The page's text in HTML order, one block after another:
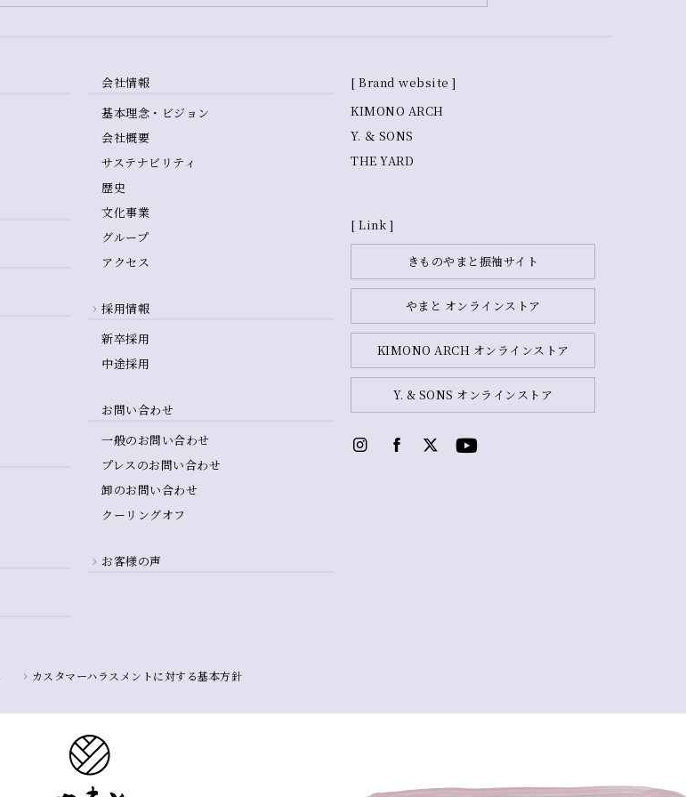
会社情報
基本理念・ビジョン
会社概要
サステナビリティ
歴史
文化事業
グループ
アクセス
採用情報
新卒採用
中途採用
お問い合わせ
一般のお問い合わせ
プレスのお問い合わせ
卸のお問い合わせ
クーリングオフ
お客様の声
カスタマーハラスメントに対する基本方針
[ Brand website ]
KIMONO ARCH
Y. ＆ SONS
THE YARD
[ Link ]
きものやまと振袖サイト
やまと オンラインストア
KIMONO ARCH オンラインストア
Y. & SONS オンラインストア